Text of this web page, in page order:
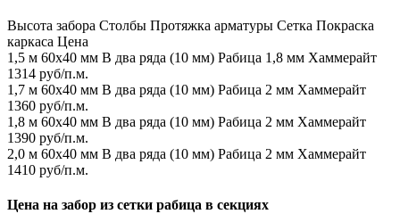
Высота забора Столбы Протяжка арматуры Сетка Покраска
каркаса Цена
1,5 м 60х40 мм В два ряда (10 мм) Рабица 1,8 мм Хаммерайт
1314 руб/п.м.
1,7 м 60х40 мм В два ряда (10 мм) Рабица 2 мм Хаммерайт
1360 руб/п.м.
1,8 м 60х40 мм В два ряда (10 мм) Рабица 2 мм Хаммерайт
1390 руб/п.м.
2,0 м 60х40 мм В два ряда (10 мм) Рабица 2 мм Хаммерайт
1410 руб/п.м.
Цена на забор из сетки рабица в секциях